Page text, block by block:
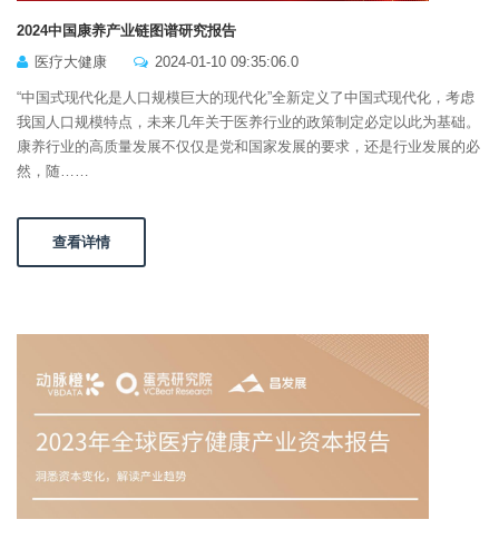
2024中国康养产业链图谱研究报告
医疗大健康
2024-01-10 09:35:06.0
“中国式现代化是人口规模巨大的现代化”全新定义了中国式现代化，考虑
我国人口规模特点，未来几年关于医养行业的政策制定必定以此为基础。
康养行业的高质量发展不仅仅是党和国家发展的要求，还是行业发展的必
然，随……
查看详情